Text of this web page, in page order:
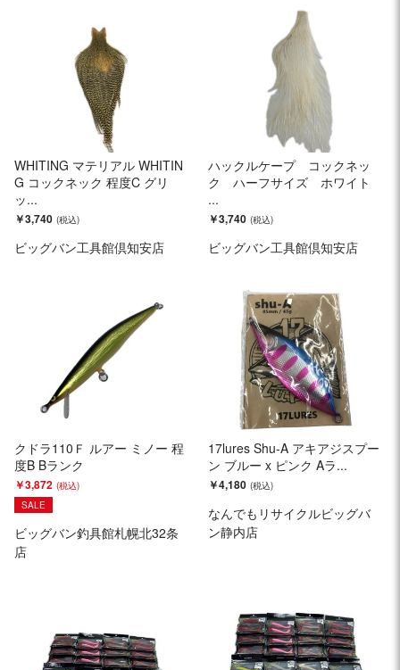
WHITING マテリアル WHITIN
G コックネック 程度C グリ
ッ...
￥3,740
ビッグバン工具館倶知安店
ハックルケープ コックネッ
ク ハーフサイズ ホワイト
...
￥3,740
ビッグバン工具館倶知安店
クドラ110Ｆ ルアー ミノー 程
度B Bランク
￥3,872
SALE
ビッグバン釣具館札幌北32条
店
17lures Shu-A アキアジスプー
ン ブルー x ピンク Aラ...
￥4,180
なんでもリサイクルビッグバ
ン静内店